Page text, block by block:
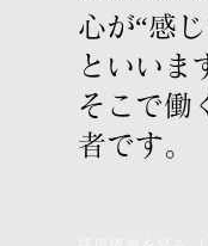
心が“感
といいま
そこで働
者です。